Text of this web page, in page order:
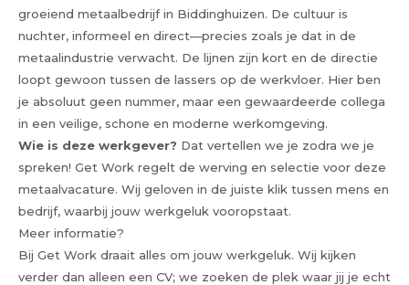
groeiend metaalbedrijf in Biddinghuizen. De cultuur is
nuchter, informeel en direct—precies zoals je dat in de
metaalindustrie verwacht. De lijnen zijn kort en de directie
loopt gewoon tussen de lassers op de werkvloer. Hier ben
je absoluut geen nummer, maar een gewaardeerde collega
in een veilige, schone en moderne werkomgeving.
Wie is deze werkgever? Dat vertellen we je zodra we je
spreken! Get Work regelt de werving en selectie voor deze
metaalvacature. Wij geloven in de juiste klik tussen mens en
bedrijf, waarbij jouw werkgeluk vooropstaat.
Meer informatie?
Bij Get Work draait alles om jouw werkgeluk. Wij kijken
verder dan alleen een CV; we zoeken de plek waar jij je echt